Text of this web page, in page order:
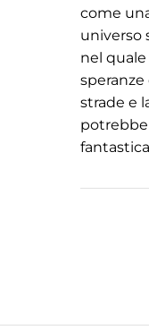
come
universo
nel
strade e